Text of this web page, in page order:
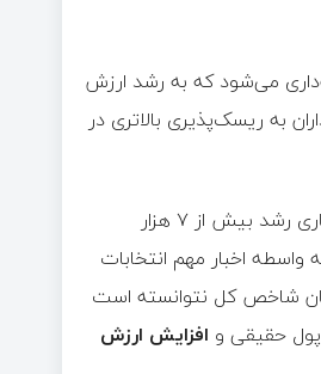
می‌شود که به رشد ارزش
به ریسک‌پذیری بالاتری در
بررسی تکنیکال شاخص کل بورس اوراق بهادار تهران: شاخص کل در پایان جلسه معاملاتی روز جاری رشد بیش از ۷ هزار
واسطه اخبار مهم انتخابات
شاخص کل نتوانسته است
پول حقیقی و افزایش ارزش